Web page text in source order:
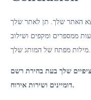
האתר שלך. תן לאתר שלך
ממספרים ומקפים ושילוב
מילות מפתח של המותג שלך.
שלך בעת בחירת רשם
דומיינים ושירות אירוח.